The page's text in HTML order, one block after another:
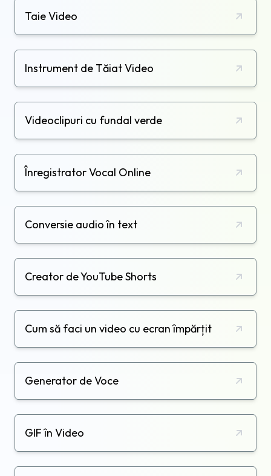
Taie Video
Instrument de Tăiat Video
Videoclipuri cu fundal verde
Înregistrator Vocal Online
Conversie audio în text
Creator de YouTube Shorts
Cum să faci un video cu ecran împărțit
Generator de Voce
GIF în Video